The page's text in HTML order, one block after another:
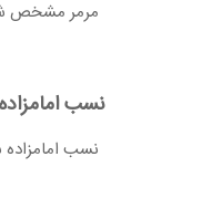
مرمر مشخص
نسب
نسب